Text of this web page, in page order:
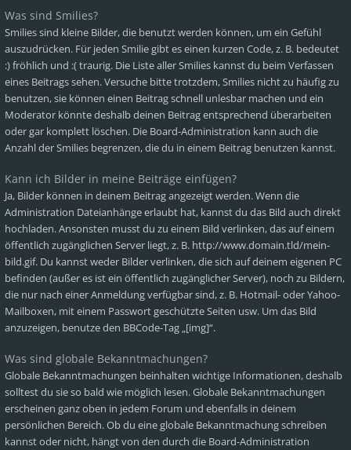
Was sind Smilies?
Smilies sind kleine Bilder, die benutzt werden können, um ein Gefühl
auszudrücken. Für jeden Smilie gibt es einen kurzen Code, z. B. bedeutet
:) fröhlich und :( traurig. Die Liste aller Smilies kannst du beim Verfassen
eines Beitrags sehen. Versuche bitte trotzdem, Smilies nicht zu häufig zu
benutzen, sie können einen Beitrag schnell unlesbar machen und ein
Moderator könnte deshalb deinen Beitrag entsprechend überarbeiten
oder gar komplett löschen. Die Board-Administration kann auch die
Anzahl der Smilies begrenzen, die du in einem Beitrag benutzen kannst.
Kann ich Bilder in meine Beiträge einfügen?
Ja, Bilder können in deinem Beitrag angezeigt werden. Wenn die
Administration Dateianhänge erlaubt hat, kannst du das Bild auch direkt
hochladen. Ansonsten musst du zu einem Bild verlinken, das auf einem
öffentlich zugänglichen Server liegt, z. B. http://www.domain.tld/mein-
bild.gif. Du kannst weder Bilder verlinken, die sich auf deinem eigenen PC
befinden (außer es ist ein öffentlich zugänglicher Server), noch zu Bildern,
die nur nach einer Anmeldung verfügbar sind, z. B. Hotmail- oder Yahoo-
Mailboxen, mit einem Passwort geschützte Seiten usw. Um das Bild
anzuzeigen, benutze den BBCode-Tag „[img]“.
Was sind globale Bekanntmachungen?
Globale Bekanntmachungen beinhalten wichtige Informationen, deshalb
solltest du sie so bald wie möglich lesen. Globale Bekanntmachungen
erscheinen ganz oben in jedem Forum und ebenfalls in deinem
persönlichen Bereich. Ob du eine globale Bekanntmachung schreiben
kannst oder nicht, hängt von den durch die Board-Administration